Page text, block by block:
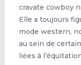
cravate cowboy
Elle a toujours
mode western,
au sein de
liées à